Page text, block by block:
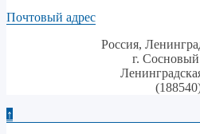
Почтовый адрес
Россия,
г.
↑